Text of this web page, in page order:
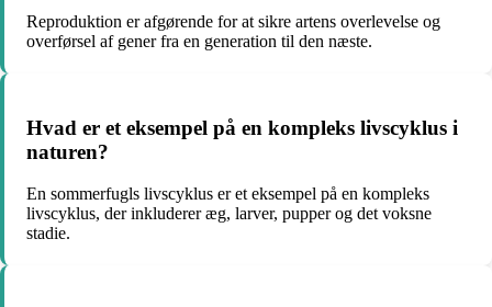
Reproduktion er afgørende for at sikre artens overlevelse og
overførsel af gener fra en generation til den næste.
Hvad er et eksempel på en kompleks livscyklus i
naturen?
En sommerfugls livscyklus er et eksempel på en kompleks
livscyklus, der inkluderer æg, larver, pupper og det voksne
stadie.